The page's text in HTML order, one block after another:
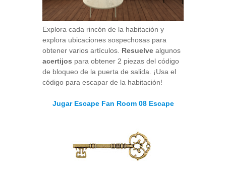
Explora cada rincón de la habitación y
explora ubicaciones sospechosas para
obtener varios artículos. Resuelve algunos
acertijos para obtener 2 piezas del código
de bloqueo de la puerta de salida. ¡Usa el
código para escapar de la habitación!
Jugar Escape Fan Room 08 Escape